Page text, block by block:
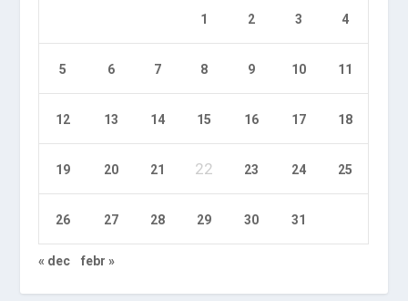
1 2 3 4
5 6 7 8 9 10 11
12 13 14 15 16 17 18
19 20 21 22 23 24 25
26 27 28 29 30 31
« dec febr »